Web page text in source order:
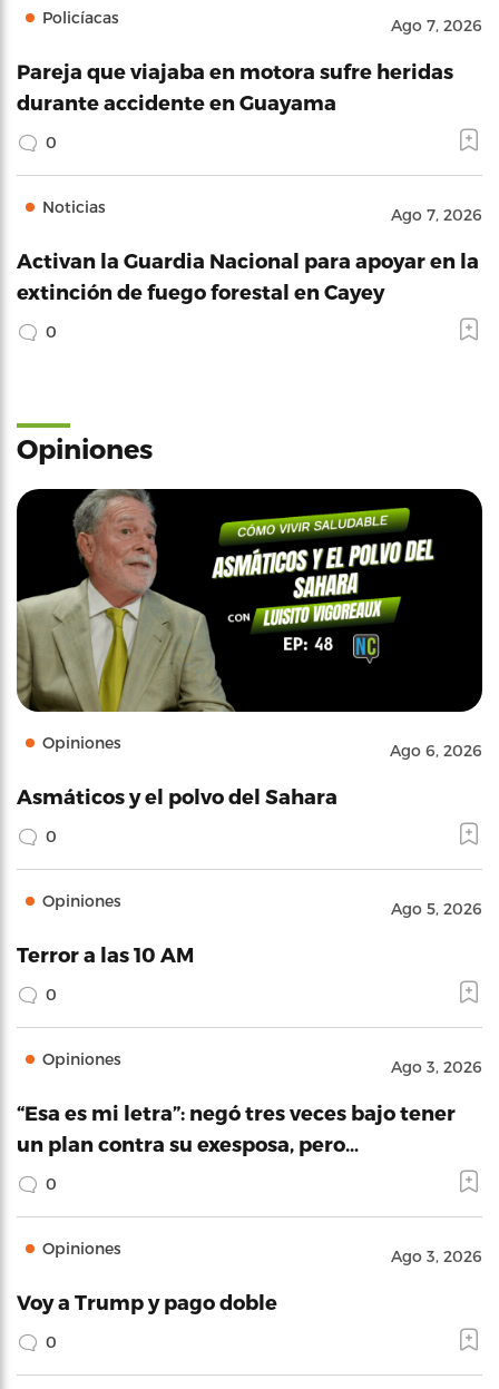
Policíacas Ago 7, 2026
Pareja que viajaba en motora sufre heridas
durante accidente en Guayama
0
Noticias Ago 7, 2026
Activan la Guardia Nacional para apoyar en la
extinción de fuego forestal en Cayey
0
Opiniones
Opiniones Ago 6, 2026
Asmáticos y el polvo del Sahara
0
Opiniones Ago 5, 2026
Terror a las 10 AM
0
Opiniones Ago 3, 2026
“Esa es mi letra”: negó tres veces bajo tener
un plan contra su exesposa, pero…
0
Opiniones Ago 3, 2026
Voy a Trump y pago doble
0